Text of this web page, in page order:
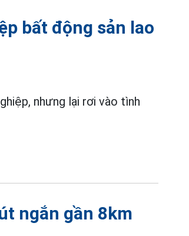
bất động sản lao
nhưng lại rơi vào tình
ngắn gần 8km